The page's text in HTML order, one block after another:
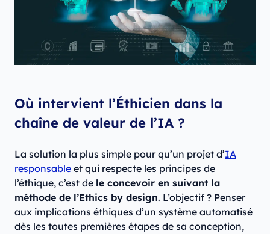
Où intervient l’Éthicien dans la
chaîne de valeur de l’IA ?
La solution la plus simple pour qu’un projet d’IA
responsable et qui respecte les principes de
l’éthique, c’est de le concevoir en suivant la
méthode de l’Ethics by design. L’objectif ? Penser
aux implications éthiques d’un système automatisé
dès les toutes premières étapes de sa conception,